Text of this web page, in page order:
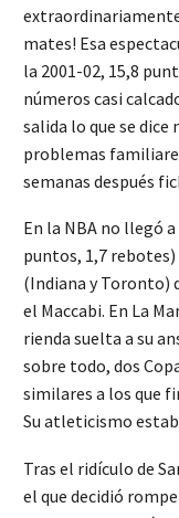
extraordinariamente
mates! Esa
la 2001-02, 15,8
números casi
salida lo que se
problemas
semanas después
En la NBA no llegó
puntos, 1,7
(Indiana y Toronto)
el Maccabi. En La
rienda suelta a su
sobre todo, dos
similares a los que
Su atleticismo
Tras el ridículo de
el que decidió